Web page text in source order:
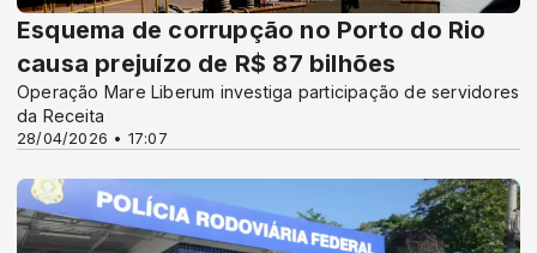
28/04/2026 • 17:07
Esquema de corrupção no Porto do Rio
causa prejuízo de R$ 87 bilhões
Operação Mare Liberum investiga participação de servidores
da Receita